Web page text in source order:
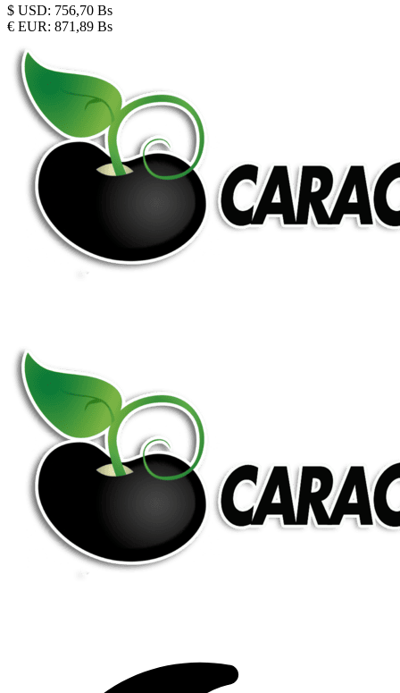
$ USD: 756,70 Bs
€ EUR: 871,89 Bs